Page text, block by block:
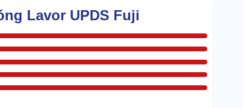
Lavor UPDS Fuji